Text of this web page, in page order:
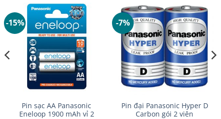
-15%
Pin sạc AA Panasonic
Eneloop 1900 mAh vỉ 2
-7%
Pin đại Panasonic Hyper D
Carbon gói 2 viên